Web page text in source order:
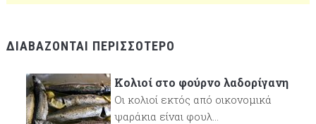
ΔΙΑΒΆΖΟΝΤΑΙ ΠΕΡΙΣΣΌΤΕΡΟ
Κολιοί στο φούρνο λαδορίγανη
Οι κολιοί εκτός από οικονομικά
ψαράκια είναι φουλ...